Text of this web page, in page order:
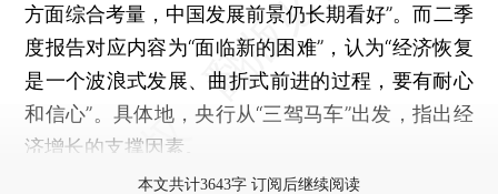
方面综合考量，中国发展前景仍长期看好”。而二季
度报告对应内容为“面临新的困难”，认为“经济恢复
是一个波浪式发展、曲折式前进的过程，要有耐心
和信心”。具体地，央行从“三驾马车”出发，指出经
济增长的支撑因素。
本文共计3643字 订阅后继续阅读